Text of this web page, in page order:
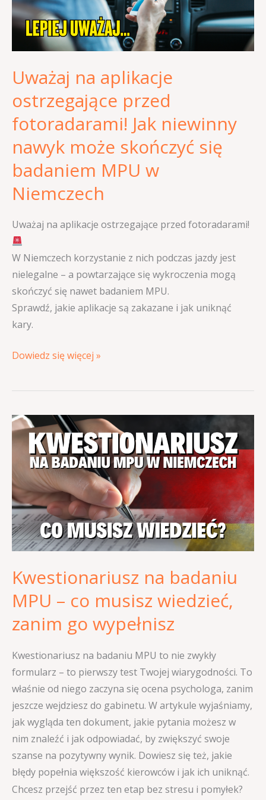
Uważaj na aplikacje
ostrzegające przed
fotoradarami! Jak niewinny
nawyk może skończyć się
badaniem MPU w
Niemczech
Uważaj na aplikacje ostrzegające przed fotoradarami!
W Niemczech korzystanie z nich podczas jazdy jest
nielegalne – a powtarzające się wykroczenia mogą
skończyć się nawet badaniem MPU.
Sprawdź, jakie aplikacje są zakazane i jak uniknąć
kary.
fotoradarami!
Jak
niewinny
nawyk
może
się
badaniem
w
Niemczech
Dowiedz się więcej »
Kwestionariusz na badaniu
MPU – co musisz wiedzieć,
zanim go wypełnisz
Kwestionariusz na badaniu MPU to nie zwykły
formularz – to pierwszy test Twojej wiarygodności. To
właśnie od niego zaczyna się ocena psychologa, zanim
jeszcze wejdziesz do gabinetu. W artykule wyjaśniamy,
jak wygląda ten dokument, jakie pytania możesz w
nim znaleźć i jak odpowiadać, by zwiększyć swoje
szanse na pozytywny wynik. Dowiesz się też, jakie
błędy popełnia większość kierowców i jak ich uniknąć.
Chcesz przejść przez ten etap bez stresu i pomyłek?
Kwestionariusz
na
badaniu
MPU
–
co
musisz
wiedzieć,
go